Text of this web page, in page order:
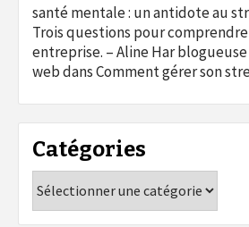
santé mentale : un antidote au
Trois questions pour
entreprise. – Aline Har
webdansComment gérer son
Catégories